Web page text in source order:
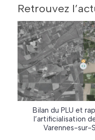
Retrouvez
Bilan du PLU et
l’artificialisation
Varennes-sur-